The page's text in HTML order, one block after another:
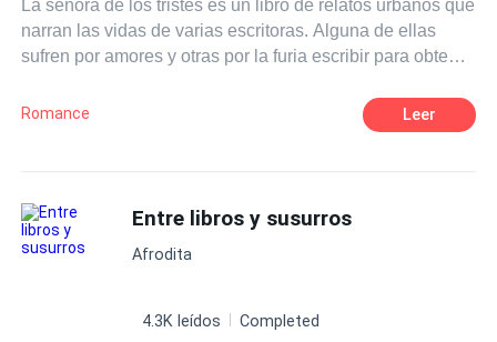
La señora de los tristes es un libro de relatos urbanos que
narran las vidas de varias escritoras. Alguna de ellas
sufren por amores y otras por la furia escribir para obtener
promotoras de la cultura.
Romance Leer
Entre libros y susurros
Afrodita
4.3K leídos Completed